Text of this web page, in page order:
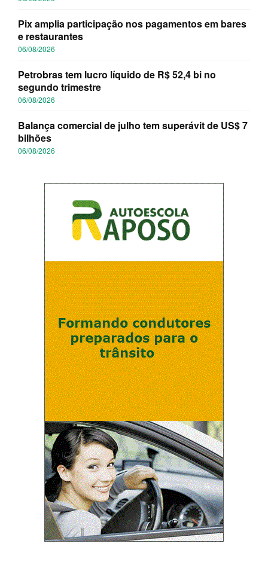
Pix amplia participação nos pagamentos em bares
e restaurantes
06/08/2026
Petrobras tem lucro líquido de R$ 52,4 bi no
segundo trimestre
06/08/2026
Balança comercial de julho tem superávit de US$ 7
bilhões
06/08/2026